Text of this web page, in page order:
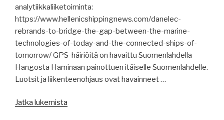
yritetäänkö
päälliköstä
analytiikkaliiketoiminta:
https://www.hellenicshippingnews.com/danelec-
rebrands-to-bridge-the-gap-between-the-marine-
technologies-of-today-and-the-connected-ships-of-
tomorrow/ GPS-häiriöitä on havaittu Suomenlahdella
Hangosta Haminaan painottuen itäiselle Suomenlahdelle.
Luotsit ja liikenteenohjaus ovat havainneet …
Jatka lukemista